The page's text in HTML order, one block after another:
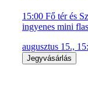
15:00 Fő tér és
ingyenes mini
augusztus 15.,
Jegyvásárlás